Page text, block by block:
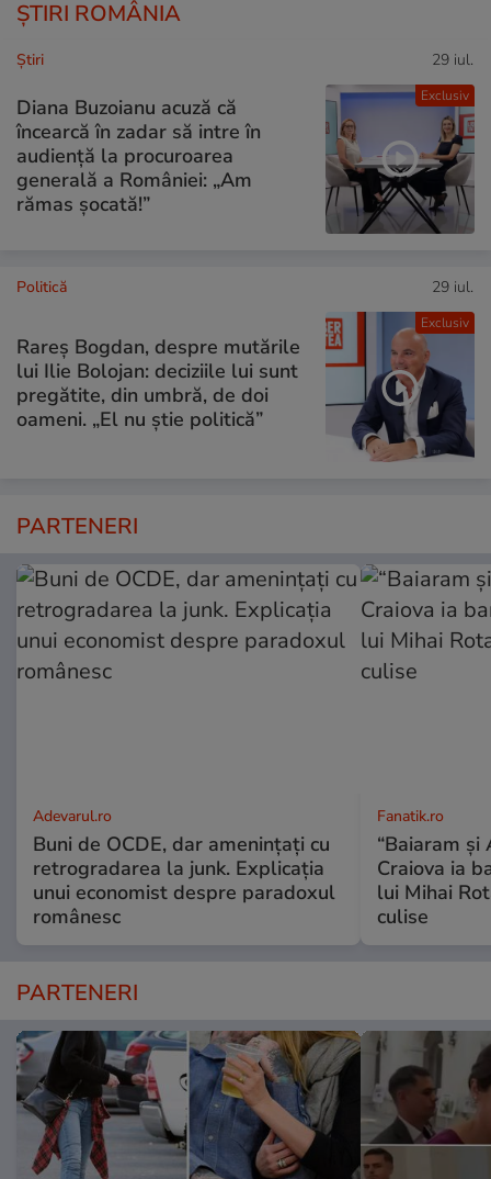
ȘTIRI ROMÂNIA
Exclusiv
Ştiri 29 iul.
Diana Buzoianu acuză că
încearcă în zadar să intre în
audiență la procuroarea
generală a României: „Am
rămas șocată!”
Exclusiv
Politică 29 iul.
Rareș Bogdan, despre mutările
lui Ilie Bolojan: deciziile lui sunt
pregătite, din umbră, de doi
oameni. „El nu știe politică”
PARTENERI
Adevarul.ro
Buni de OCDE, dar amenințați cu
retrogradarea la junk. Explicația
unui economist despre paradoxul
românesc
Fanatik.ro
“Baiaram şi
Craiova ia
lui Mihai
culise
PARTENERI